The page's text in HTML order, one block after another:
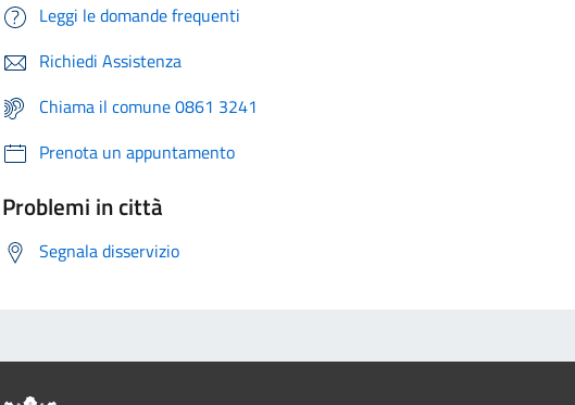
Leggi le domande frequenti
Richiedi Assistenza
Chiama il comune 0861 3241
Prenota un appuntamento
Problemi in città
Segnala disservizio